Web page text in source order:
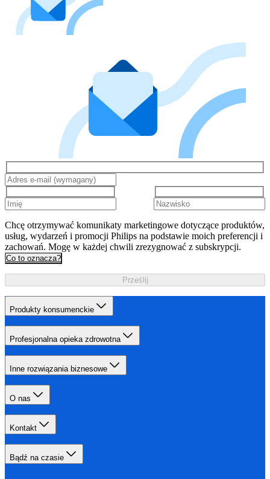
Chcę otrzymywać komunikaty marketingowe dotyczące produktów,
usług, wydarzeń i promocji Philips na podstawie moich preferencji i
zachowań. Mogę w każdej chwili zrezygnować z subskrypcji.
Co to oznacza?
Prześlij
Produkty konsumenckie
Profesjonalna opieka zdrowotna
Inne rozwiązania biznesowe
O nas
Kontakt
Bądź na czasie